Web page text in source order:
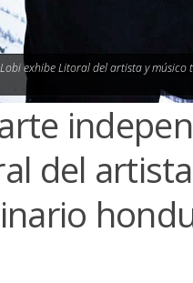
exhibe Litoral del artista y
del